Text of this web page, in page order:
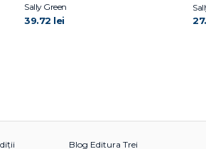
Sally Green
39.72 lei
Blog Editura Trei